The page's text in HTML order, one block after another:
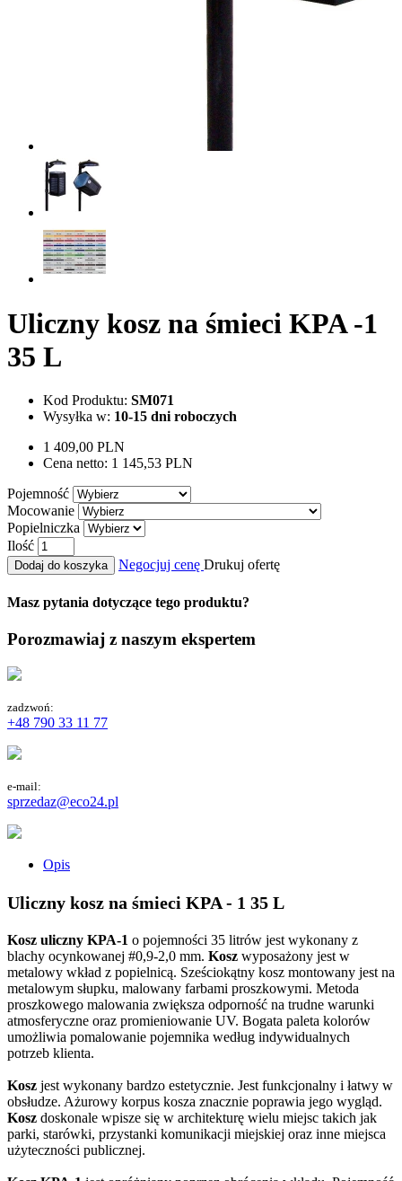
Uliczny kosz na śmieci KPA -1
35 L
Kod Produktu: SM071
Wysyłka w: 10-15 dni roboczych
1 409,00 PLN
Cena netto: 1 145,53 PLN
Pojemność
Mocowanie
Popielniczka
Ilość
Dodaj do koszyka Negocjuj cenę Drukuj ofertę
Masz pytania dotyczące tego produktu?
Porozmawiaj z naszym ekspertem
zadzwoń:
+48 790 33 11 77
e-mail:
sprzedaz@eco24.pl
Opis
Uliczny kosz na śmieci KPA - 1 35 L
Kosz uliczny KPA-1 o pojemności 35 litrów jest wykonany z
blachy ocynkowanej #0,9-2,0 mm. Kosz wyposażony jest w
metalowy wkład z popielnicą. Sześciokątny kosz montowany jest na
metalowym słupku, malowany farbami proszkowymi. Metoda
proszkowego malowania zwiększa odporność na trudne warunki
atmosferyczne oraz promieniowanie UV. Bogata paleta kolorów
umożliwia pomalowanie pojemnika według indywidualnych
potrzeb klienta.
Kosz jest wykonany bardzo estetycznie. Jest funkcjonalny i łatwy w
obsłudze. Ażurowy korpus kosza znacznie poprawia jego wygląd.
Kosz doskonale wpisze się w architekturę wielu miejsc takich jak
parki, starówki, przystanki komunikacji miejskiej oraz inne miejsca
użyteczności publicznej.